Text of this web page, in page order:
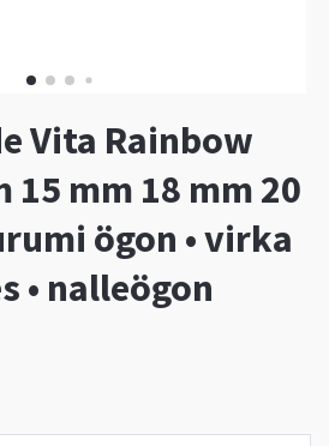
Vita Rainbow
15 mm 18 mm 20
ögon • virka
• nalleögon